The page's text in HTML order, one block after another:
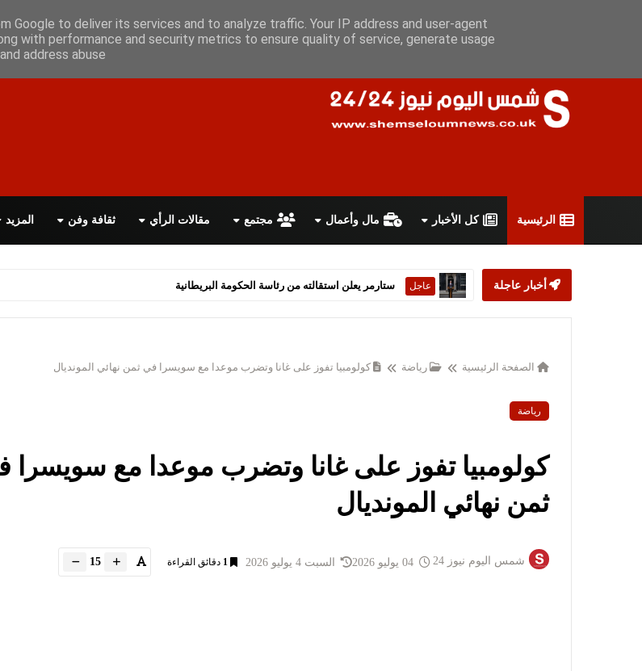
سياسة الخصوصية اتفاقية الاستخدام أعلن معانا اتصل بنا اقرأ الصحيفة PDF
الرئيسية كل الأخبار مال وأعمال مجتمع مقالات الرأي ثقافة وفن المزيد
أخبار عاجلة عاجل ستارمر يعلن استقالته من رئاسة الحكومة البريطانية
الصفحة الرئيسية رياضة كولومبيا تفوز على غانا وتضرب موعدا مع سويسرا في ثمن نهائي المونديال
رياضة
كولومبيا تفوز على غانا وتضرب موعدا مع سويسرا
ثمن نهائي المونديال
شمس اليوم نيوز 24 السبت 4 يوليو 2026 1 دقائق القراءة 15
Google to deliver its services and to analyze traffic. Your IP address and user-agent
with performance and security metrics to ensure quality of service, generate usage
address abuse.